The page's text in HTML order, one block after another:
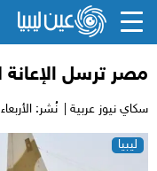
مصر ترسل الإعانة
سكاي نيوز عربية | نُشر:
ليبيا